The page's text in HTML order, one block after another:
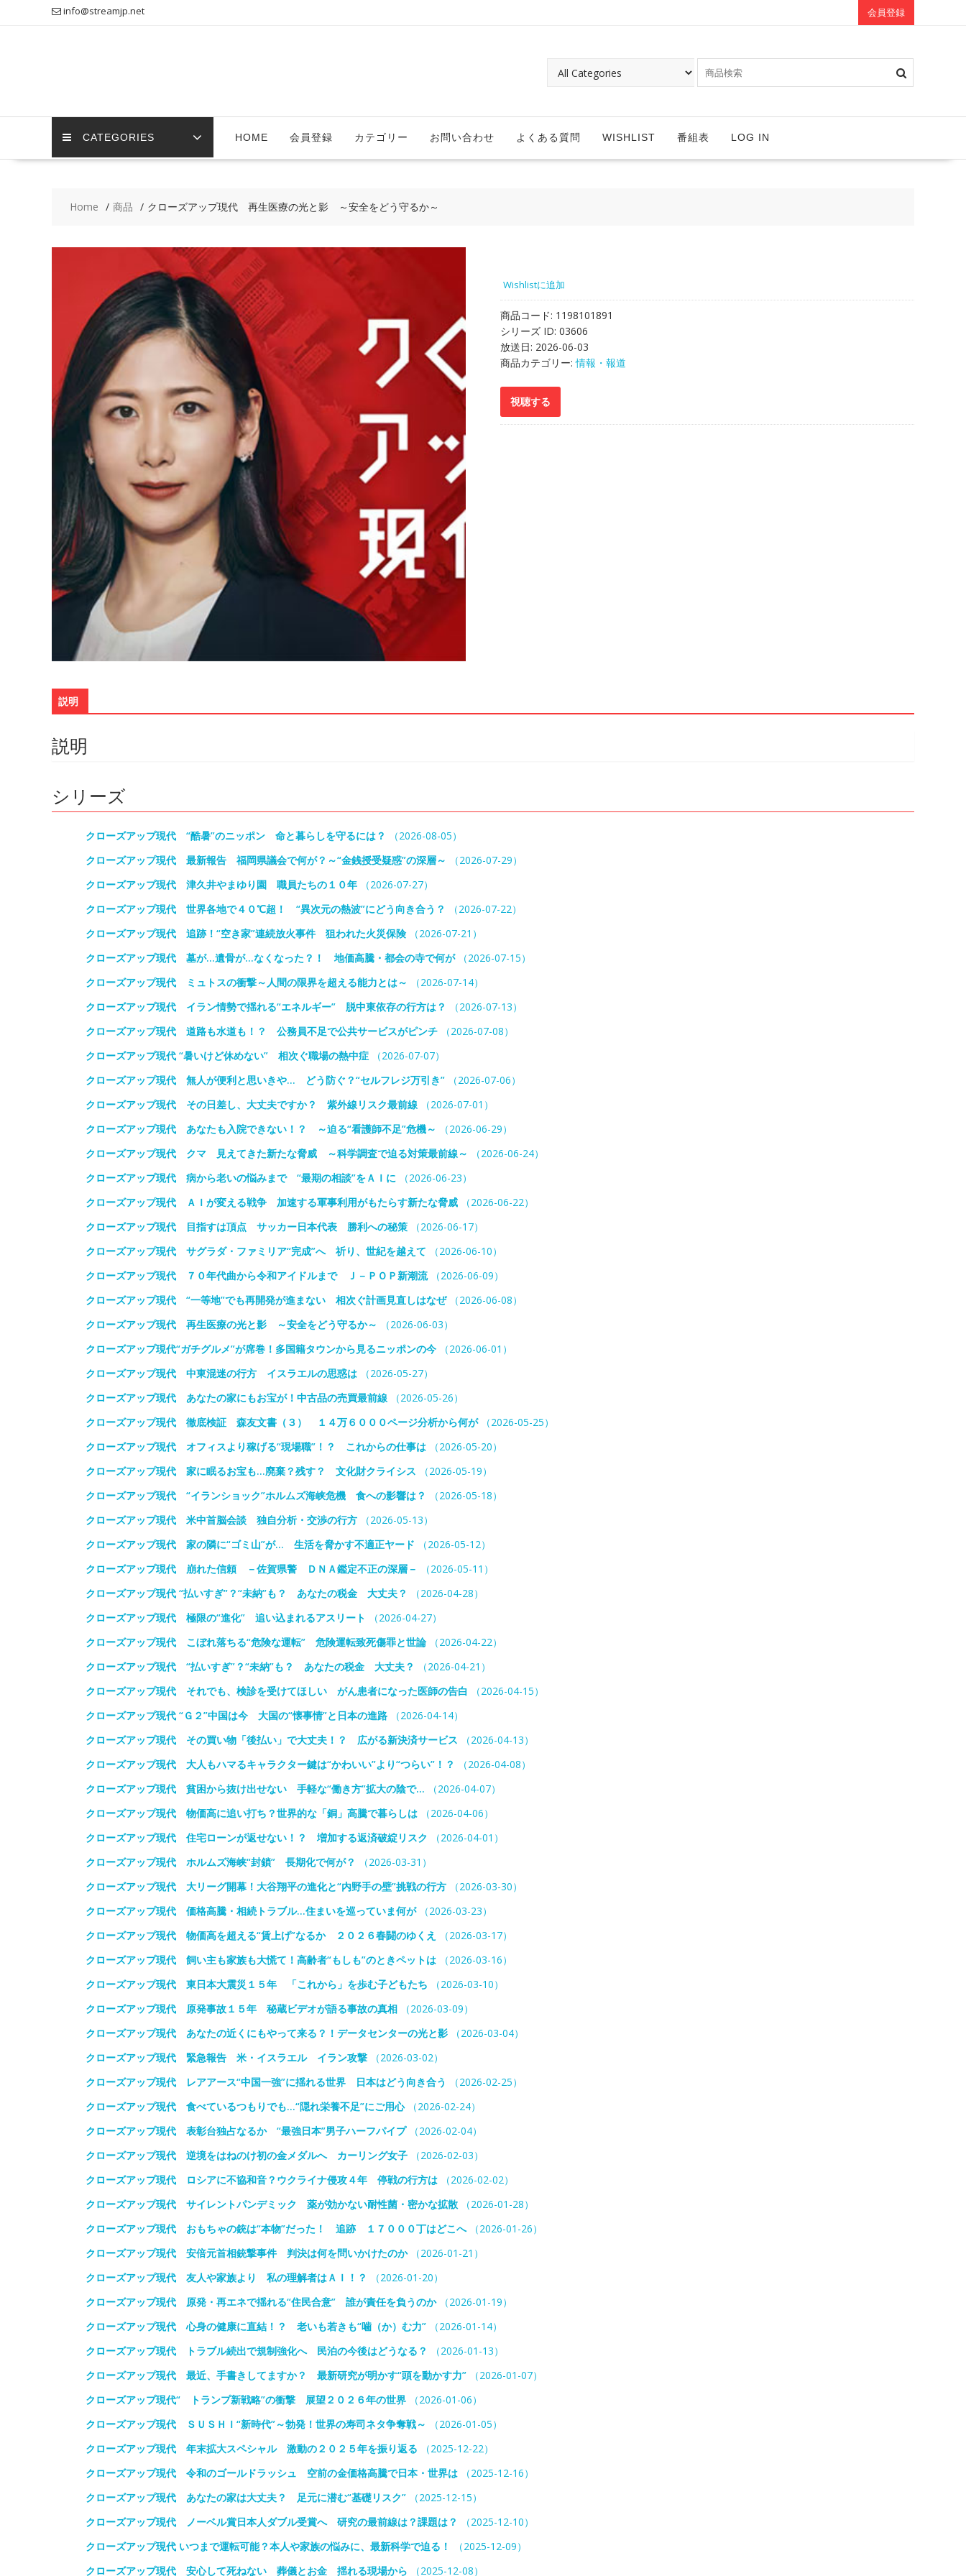
info@streamjp.net 会員登録
CATEGORIES HOME 会員登録 カテゴリー お問い合わせ よくある質問 WISHLIST 番組表 LOG IN
Home 商品 クローズアップ現代 再生医療の光と影 ～安全をどう守るか～
Wishlistに追加
商品コード: 1198101891
シリーズ ID: 03606
放送日: 2026-06-03
商品カテゴリー:情報・報道
説明
説明
シリーズ
クローズアップ現代 “酷暑”のニッポン 命と暮らしを守るには？
（2026-08-05）
クローズアップ現代 最新報告 福岡県議会で何が？～“金銭授受疑惑”の深層～
（2026-07-29）
クローズアップ現代 津久井やまゆり園 職員たちの１０年 （2026-07-27）
クローズアップ現代 世界各地で４０℃超！ “異次元の熱波”にどう向き合う？
（2026-07-22）
クローズアップ現代 追跡！“空き家”連続放火事件 狙われた火災保険（2026-07-21）
クローズアップ現代 墓が…遺骨が…なくなった？！ 地価高騰・都会の寺で何が（2026-07-15）
クローズアップ現代 ミュトスの衝撃～人間の限界を超える能力とは～
（2026-07-14）
クローズアップ現代 イラン情勢で揺れる“エネルギー” 脱中東依存の行方は？
（2026-07-13）
クローズアップ現代 道路も水道も！？ 公務員不足で公共サービスがピンチ （2026-07-08）
クローズアップ現代 “暑いけど休めない” 相次ぐ職場の熱中症 （2026-07-07）
クローズアップ現代 無人が便利と思いきや… どう防ぐ？“セルフレジ万引き” （2026-07-06）
クローズアップ現代 その日差し、大丈夫ですか？ 紫外線リスク最前線 （2026-07-01）
クローズアップ現代 あなたも入院できない！？ ～迫る“看護師不足”危機～
（2026-06-29）
クローズアップ現代 クマ 見えてきた新たな脅威 ～科学調査で迫る対策最前線～
（2026-06-24）
クローズアップ現代 病から老いの悩みまで “最期の相談”をＡＩに （2026-06-23）
クローズアップ現代 ＡＩが変える戦争 加速する軍事利用がもたらす新たな脅威 （2026-06-22）
クローズアップ現代 目指すは頂点 サッカー日本代表 勝利への秘策 （2026-06-17）
クローズアップ現代 サグラダ・ファミリア“完成”へ 祈り、世紀を越えて （2026-06-10）
クローズアップ現代 ７０年代曲から令和アイドルまで Ｊ－ＰＯＰ新潮流（2026-06-09）
クローズアップ現代 “一等地”でも再開発が進まない 相次ぐ計画見直しはなぜ（2026-06-08）
クローズアップ現代 再生医療の光と影 ～安全をどう守るか～
（2026-06-03）
クローズアップ現代“ガチグルメ”が席巻！多国籍タウンから見るニッポンの今 （2026-06-01）
クローズアップ現代 中東混迷の行方 イスラエルの思惑は （2026-05-27）
クローズアップ現代 あなたの家にもお宝が！中古品の売買最前線 （2026-05-26）
クローズアップ現代 徹底検証 森友文書（３） １４万６０００ページ分析から何が（2026-05-25）
クローズアップ現代 オフィスより稼げる“現場職”！？ これからの仕事は （2026-05-20）
クローズアップ現代 家に眠るお宝も…廃棄？残す？ 文化財クライシス （2026-05-19）
クローズアップ現代 “イランショック”ホルムズ海峡危機 食への影響は？
（2026-05-18）
クローズアップ現代 米中首脳会談 独自分析・交渉の行方 （2026-05-13）
クローズアップ現代 家の隣に“ゴミ山”が… 生活を脅かす不適正ヤード （2026-05-12）
クローズアップ現代 崩れた信頼 －佐賀県警 ＤＮＡ鑑定不正の深層－
（2026-05-11）
クローズアップ現代 “払いすぎ”？“未納”も？ あなたの税金 大丈夫？
（2026-04-28）
クローズアップ現代 極限の“進化” 追い込まれるアスリート
（2026-04-27）
クローズアップ現代 こぼれ落ちる“危険な運転” 危険運転致死傷罪と世論 （2026-04-22）
クローズアップ現代 “払いすぎ”？“未納”も？ あなたの税金 大丈夫？
（2026-04-21）
クローズアップ現代 それでも、検診を受けてほしい がん患者になった医師の告白
（2026-04-15）
クローズアップ現代 “Ｇ２”中国は今 大国の“懐事情”と日本の進路 （2026-04-14）
クローズアップ現代 その買い物「後払い」で大丈夫！？ 広がる新決済サービス （2026-04-13）
クローズアップ現代 大人もハマるキャラクター鍵は“かわいい”より“つらい”！？
（2026-04-08）
クローズアップ現代 貧困から抜け出せない 手軽な“働き方”拡大の陰で… （2026-04-07）
クローズアップ現代 物価高に追い打ち？世界的な「銅」高騰で暮らしは （2026-04-06）
クローズアップ現代 住宅ローンが返せない！？ 増加する返済破綻リスク
（2026-04-01）
クローズアップ現代 ホルムズ海峡“封鎖” 長期化で何が？
（2026-03-31）
クローズアップ現代 大リーグ開幕！大谷翔平の進化と“内野手の壁”挑戦の行方 （2026-03-30）
クローズアップ現代 価格高騰・相続トラブル…住まいを巡っていま何が（2026-03-23）
クローズアップ現代 物価高を超える“賃上げ”なるか ２０２６春闘のゆくえ
（2026-03-17）
クローズアップ現代 飼い主も家族も大慌て！高齢者“もしも”のときペットは （2026-03-16）
クローズアップ現代 東日本大震災１５年 「これから」を歩む子どもたち （2026-03-10）
クローズアップ現代 原発事故１５年 秘蔵ビデオが語る事故の真相 （2026-03-09）
クローズアップ現代 あなたの近くにもやって来る？！データセンターの光と影 （2026-03-04）
クローズアップ現代 緊急報告 米・イスラエル イラン攻撃 （2026-03-02）
クローズアップ現代 レアアース“中国一強”に揺れる世界 日本はどう向き合う
（2026-02-25）
クローズアップ現代 食べているつもりでも…“隠れ栄養不足”にご用心（2026-02-24）
クローズアップ現代 表彰台独占なるか “最強日本”男子ハーフパイプ（2026-02-04）
クローズアップ現代 逆境をはねのけ初の金メダルへ カーリング女子 （2026-02-03）
クローズアップ現代 ロシアに不協和音？ウクライナ侵攻４年 停戦の行方は （2026-02-02）
クローズアップ現代 サイレントパンデミック 薬が効かない耐性菌・密かな拡散 （2026-01-28）
クローズアップ現代 おもちゃの銃は“本物”だった！ 追跡 １７０００丁はどこへ（2026-01-26）
クローズアップ現代 安倍元首相銃撃事件 判決は何を問いかけたのか（2026-01-21）
クローズアップ現代 友人や家族より 私の理解者はＡＩ！？
（2026-01-20）
クローズアップ現代 原発・再エネで揺れる“住民合意” 誰が責任を負うのか（2026-01-19）
クローズアップ現代 心身の健康に直結！？ 老いも若きも“噛（か）む力” （2026-01-14）
クローズアップ現代 トラブル続出で規制強化へ 民泊の今後はどうなる？
（2026-01-13）
クローズアップ現代 最近、手書きしてますか？ 最新研究が明かす“頭を動かす力” （2026-01-07）
クローズアップ現代“ トランプ新戦略”の衝撃 展望２０２６年の世界 （2026-01-06）
クローズアップ現代 ＳＵＳＨＩ“新時代”～勃発！世界の寿司ネタ争奪戦～
（2026-01-05）
クローズアップ現代 年末拡大スペシャル 激動の２０２５年を振り返る （2025-12-22）
クローズアップ現代 令和のゴールドラッシュ 空前の金価格高騰で日本・世界は （2025-12-16）
クローズアップ現代 あなたの家は大丈夫？ 足元に潜む“基礎リスク” （2025-12-15）
クローズアップ現代 ノーベル賞日本人ダブル受賞へ 研究の最前線は？課題は？
（2025-12-10）
クローズアップ現代 いつまで運転可能？本人や家族の悩みに、最新科学で迫る！
（2025-12-09）
クローズアップ現代 安心して死ねない 葬儀とお金 揺れる現場から （2025-12-08）